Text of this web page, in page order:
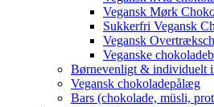
Vegansk Mørk
Sukkerfri Vegansk
Vegansk
Veganske
Børnevenligt & individuelt
Vegansk chokoladepålæg
Bars (chokolade, müsli,